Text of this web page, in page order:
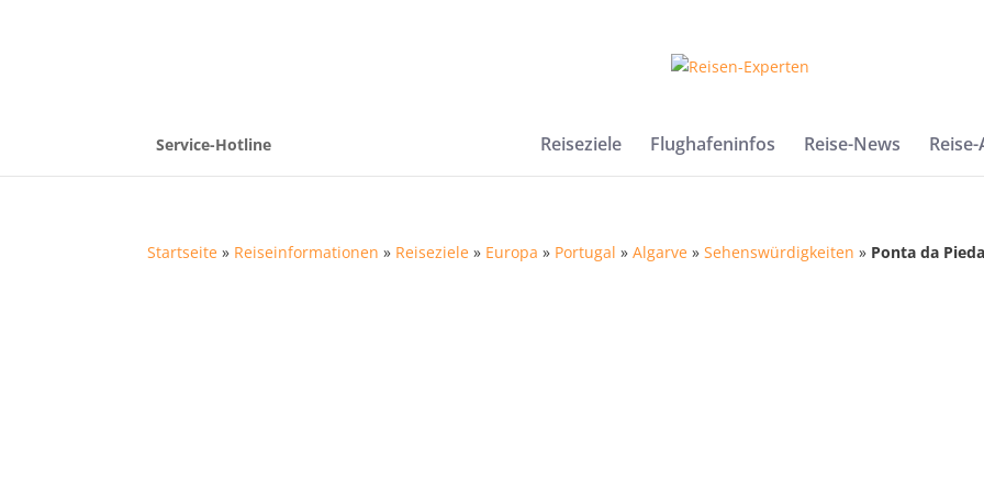
Service-Hotline Reiseziele Flughafeninfos Reise-News
Startseite » Reiseinformationen » Reiseziele » Europa » Portugal »Algarve »Sehenswürdigkeiten » Ponta da